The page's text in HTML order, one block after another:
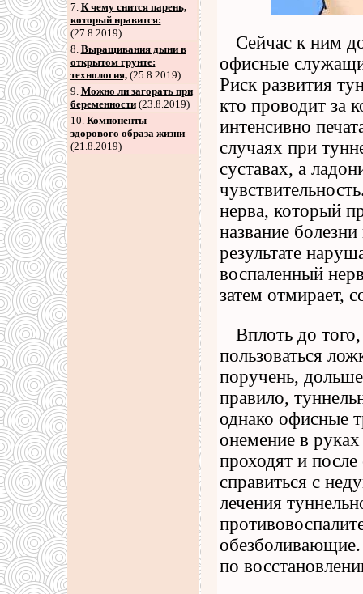
7. К чему снится парень,
который нравится:
(27.8.2019)
8. Выращивания дыни в
открытом грунте:
технология,(25.8.2019)
9. Можно ли загорать при
беременности(23.8.2019)
10. Компоненты
здорового образа жизни
(21.8.2019)
Сейчас к ним
офисные
Риск развития
кто проводит за
интенсивно
случаях при
суставах, а
нерва, который
название
результате
воспаленный
затем отмирает,
Вплоть до
пользоваться
поручень,
правило,
однако офисные
онемение в
проходят и
справиться с
лечения
по